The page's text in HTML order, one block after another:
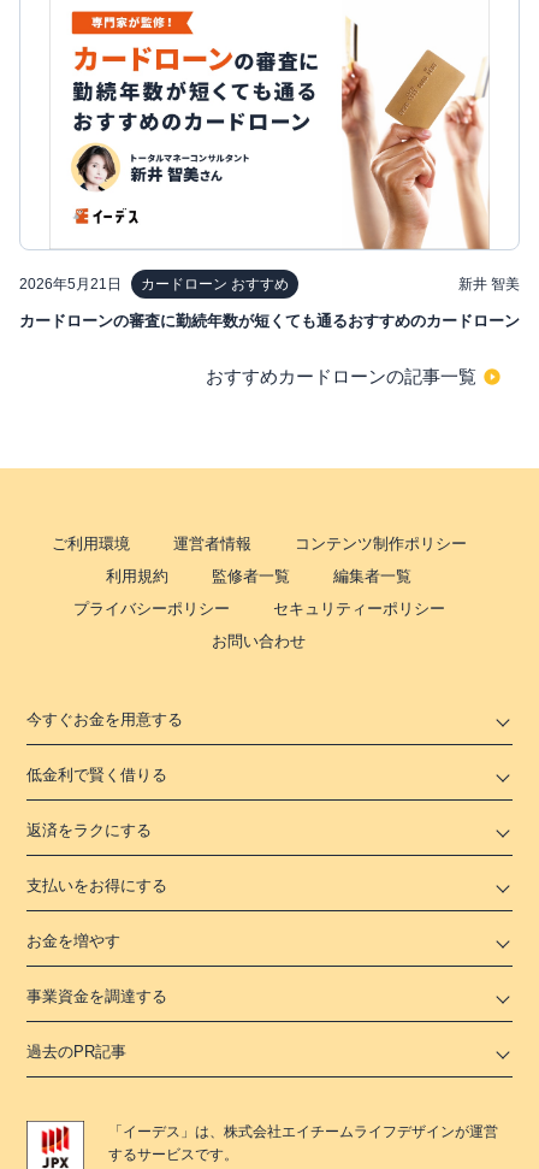
2026年5月21日 カードローン おすすめ 新井 智美
カードローンの審査に勤続年数が短くても通るおすすめのカードローン
おすすめカードローンの記事一覧
ご利用環境 運営者情報
コンテンツ制作ポリシー
利用規約
監修者一覧
編集者一覧
プライバシーポリシー
セキュリティーポリシー
お問い合わせ
今すぐお金を用意する
低金利で賢く借りる
返済をラクにする
支払いをお得にする
お金を増やす
事業資金を調達する
過去のPR記事
「 イーデス 」は、株式会社エイチームライフデザインが運営
するサービスです。